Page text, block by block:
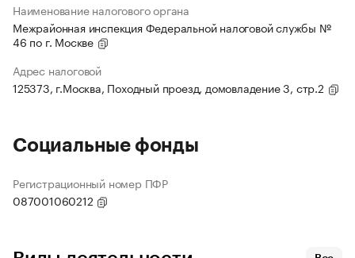
Наименование налогового органа
Межрайонная инспекция Федеральной налоговой службы №
46 по г. Москве
Адрес налоговой
125373, г.Москва, Походный проезд, домовладение 3, стр.2
Социальные фонды
Регистрационный номер ПФР
087001060212